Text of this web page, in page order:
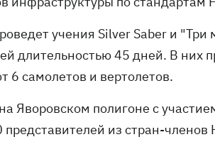
учения Silver Saber и
длительностью 45 дней. В них
6 самолетов и вертолетов.
Яворовском полигоне с
представителей из стран-членов